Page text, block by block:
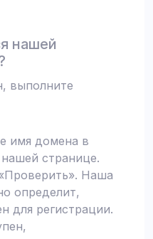
нашей
выполните
имя домена в
странице.
Наша
определит,
для регистрации.